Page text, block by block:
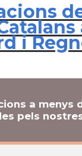
i
a menys
pels